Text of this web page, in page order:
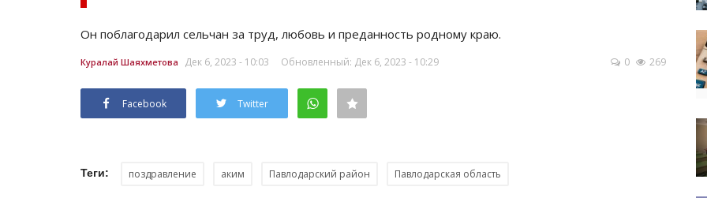
Он поблагодарил сельчан за труд, любовь и преданность родному краю.
Куралай Шаяхметова Дек 6, 2023 - 10:03 Обновленный: Дек 6, 2023 - 10:29 0 269
Facebook Twitter
Теги: поздравление аким Павлодарский район Павлодарская область